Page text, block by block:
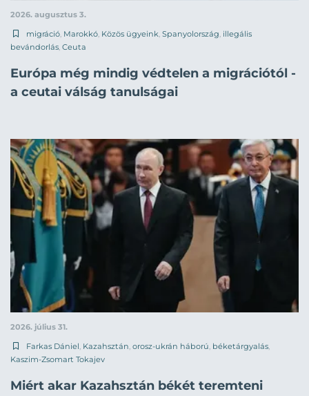
2026. augusztus 3.
migráció Marokkó Közös ügyeink Spanyolország illegális
bevándorlás Ceuta
Európa még mindig védtelen a migrációtól -
a ceutai válság tanulságai
2026. július 31.
Farkas Dániel, Kazahsztán, orosz-ukrán háború, béketárgyalás,
Kaszim-Zsomart Tokajev
Miért akar Kazahsztán békét teremteni